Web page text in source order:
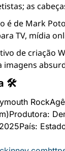
as
é de Mark
TV, mídia
de criação
imagens
🛠
Rock
Produtora:
País: